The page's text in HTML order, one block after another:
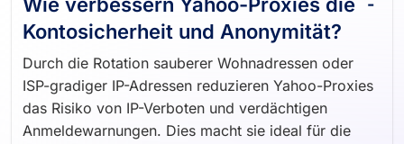
Wie verbessern Yahoo-Proxies die
Kontosicherheit und Anonymität?
Durch die Rotation sauberer Wohnadressen oder
ISP-gradiger IP-Adressen reduzieren Yahoo-Proxies
das Risiko von IP-Verboten und verdächtigen
Anmeldewarnungen. Dies macht sie ideal für die